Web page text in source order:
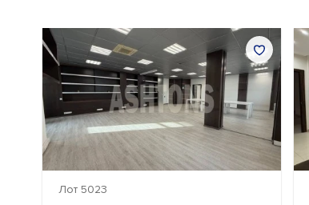
Лот 5023